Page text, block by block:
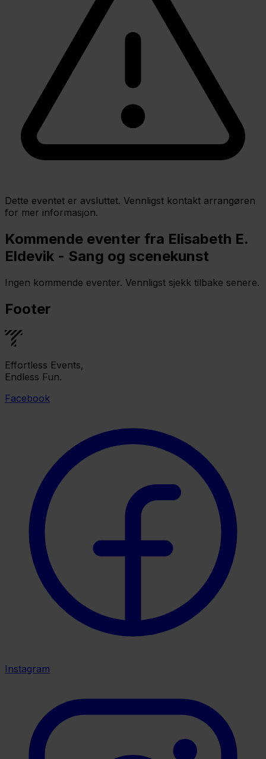
Dette eventet er avsluttet. Vennligst kontakt arrangøren
for mer informasjon.
Kommende eventer fra Elisabeth E.
Eldevik - Sang og scenekunst
Ingen kommende eventer. Vennligst sjekk tilbake senere.
Footer
Effortless Events,
Endless Fun.
Facebook
Instagram